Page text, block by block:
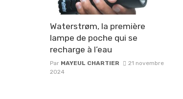
Waterstrøm, la première
lampe de poche qui se
recharge à l’eau
Par MAYEUL CHARTIER
21 novembre
2024